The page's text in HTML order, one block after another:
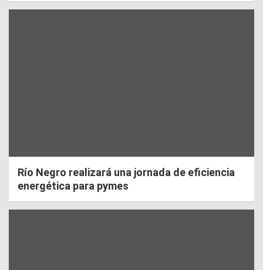
Río Negro realizará una jornada de eficiencia
energética para pymes